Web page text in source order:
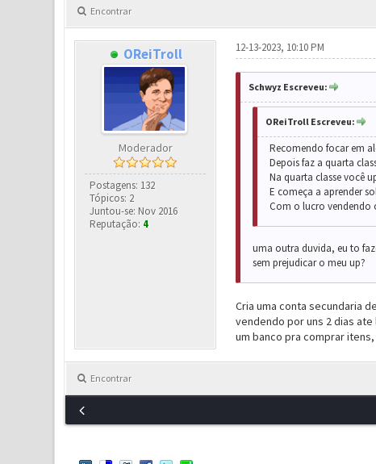
Encontrar
OReiTroll
Moderador
Postagens: 132
Tópicos: 2
Juntou-se: Nov 2016
Reputação: 4
12-13-2023, 10:10 PM
Schwyz Escreveu:
OReiTroll Escreveu:
Recomendo focar em
Depois faz a quarta
Na quarta classe você
E começa a aprender
Com o lucro vendendo
uma outra duvida, eu to
sem prejudicar o meu up?
Cria uma conta secundaria
vendendo por uns 2 dias
um banco pra comprar
Encontrar